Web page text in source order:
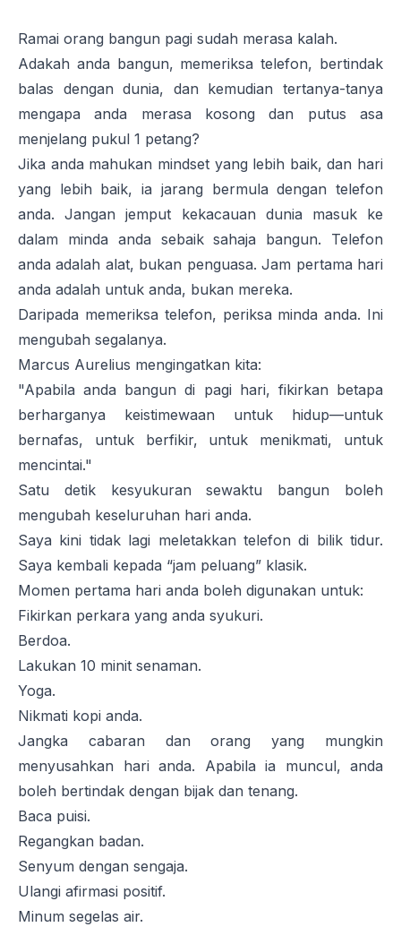
Ramai orang bangun pagi sudah merasa kalah.
Adakah anda bangun, memeriksa telefon, bertindak
balas dengan dunia, dan kemudian tertanya-tanya
mengapa anda merasa kosong dan putus asa
menjelang pukul 1 petang?
Jika anda mahukan mindset yang lebih baik, dan hari
yang lebih baik, ia jarang bermula dengan telefon
anda. Jangan jemput kekacauan dunia masuk ke
dalam minda anda sebaik sahaja bangun. Telefon
anda adalah alat, bukan penguasa. Jam pertama hari
anda adalah untuk anda, bukan mereka.
Daripada memeriksa telefon, periksa minda anda. Ini
mengubah segalanya.
Marcus Aurelius mengingatkan kita:
"Apabila anda bangun di pagi hari, fikirkan betapa
berharganya keistimewaan untuk hidup—untuk
bernafas, untuk berfikir, untuk menikmati, untuk
mencintai."
Satu detik kesyukuran sewaktu bangun boleh
mengubah keseluruhan hari anda.
Saya kini tidak lagi meletakkan telefon di bilik tidur.
Saya kembali kepada “jam peluang” klasik.
Momen pertama hari anda boleh digunakan untuk:
Fikirkan perkara yang anda syukuri.
Berdoa.
Lakukan 10 minit senaman.
Yoga.
Nikmati kopi anda.
Jangka cabaran dan orang yang mungkin
menyusahkan hari anda. Apabila ia muncul, anda
boleh bertindak dengan bijak dan tenang.
Baca puisi.
Regangkan badan.
Senyum dengan sengaja.
Ulangi afirmasi positif.
Minum segelas air.